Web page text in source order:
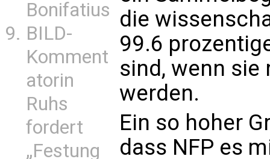
Bonifatius
BILD-
Komment
atorin
Ruhs
fordert
„Festung
die
99.6
sind, wenn
werden.
Ein so hoher
dass NFP es